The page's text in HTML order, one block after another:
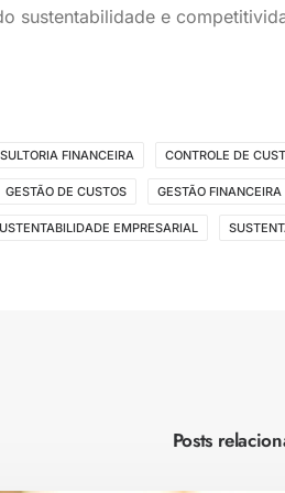
sustentabilidade e
FINANCEIRA CONTROLE DE
GESTÃO DE CUSTOS GESTÃO FINANCEIRA
EMPRESARIAL
Posts